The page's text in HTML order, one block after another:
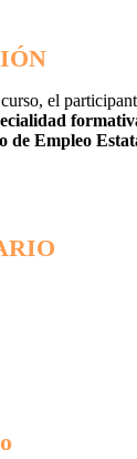
el
de Empleo